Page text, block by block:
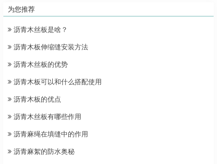
为您推荐
沥青木丝板是啥？
沥青木板伸缩缝安装方法
沥青木丝板的优势
沥青木板可以和什么搭配使用
沥青木板的优点
沥青木丝板有哪些作用
沥青麻绳在填缝中的作用
沥青麻絮的防水奥秘